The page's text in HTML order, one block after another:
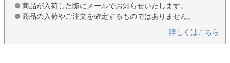
商品が入荷した際にメールでお知らせいたします。
商品の入荷やご注文を確定するものではありません。
詳しくはこちら